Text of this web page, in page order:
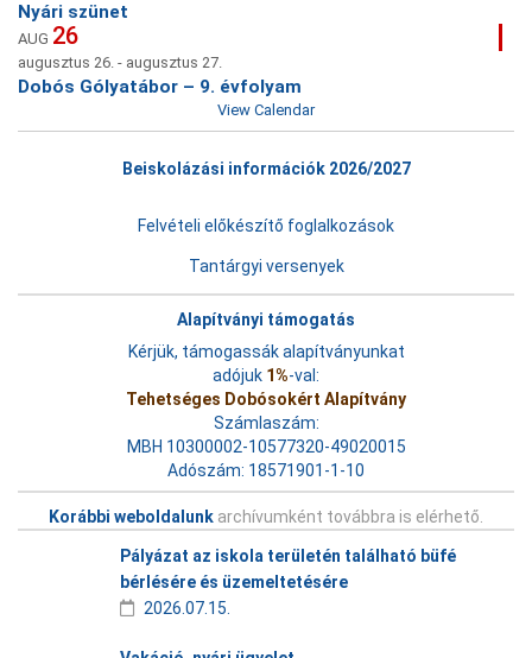
Nyári szünet
AUG 26
augusztus 26. - augusztus 27.
Dobós Gólyatábor – 9. évfolyam
View Calendar
Beiskolázási információk 2026/2027
Felvételi előkészítő foglalkozások
Tantárgyi versenyek
Alapítványi támogatás
Kérjük, támogassák alapítványunkat
adójuk 1%-val:
Tehetséges Dobósokért Alapítvány
Számlaszám:
MBH 10300002-10577320-49020015
Adószám: 18571901-1-10
Korábbi weboldalunk archívumként továbbra is elérhető.
Pályázat az iskola területén található büfé
bérlésére és üzemeltetésére
2026.07.15.